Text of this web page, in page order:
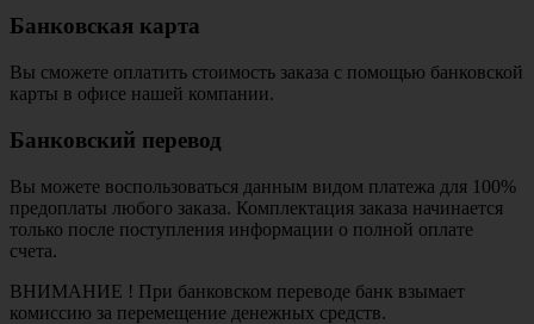
Банковская карта
Вы сможете оплатить стоимость заказа с помощью банковской
карты в офисе нашей компании.
Банковский перевод
Вы можете воспользоваться данным видом платежа для 100%
предоплаты любого заказа. Комплектация заказа начинается
только после поступления информации о полной оплате
счета.
ВНИМАНИЕ ! При банковском переводе банк взымает
комиссию за перемещение денежных средств.